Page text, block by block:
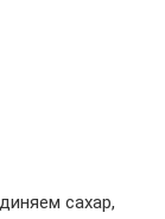
сахар,